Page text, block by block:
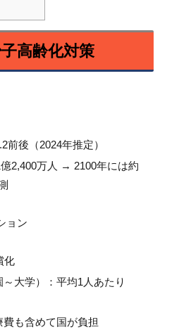
高齢化対策
前後（2024年推定）
2,400万人 → 2100年には約
ョン
化
大学）：平均1人あたり
も含めて国が負担